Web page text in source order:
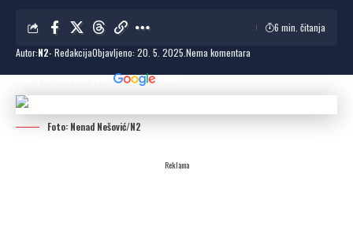
Autor:N2- RedakcijaObjavljeno: 20. 5. 2025. Nema komentara
6 min. čitanja
Dodaj N2 kao omiljeni izvor
Foto: Nenad Nešović/N2
Reklama